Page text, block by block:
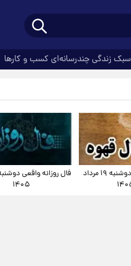
سبک زندگیچندرسانه‌ای کسب و کارها
فال قهوه روزانه دوشنبه ۱۹ مرداد
۱۴۰۵